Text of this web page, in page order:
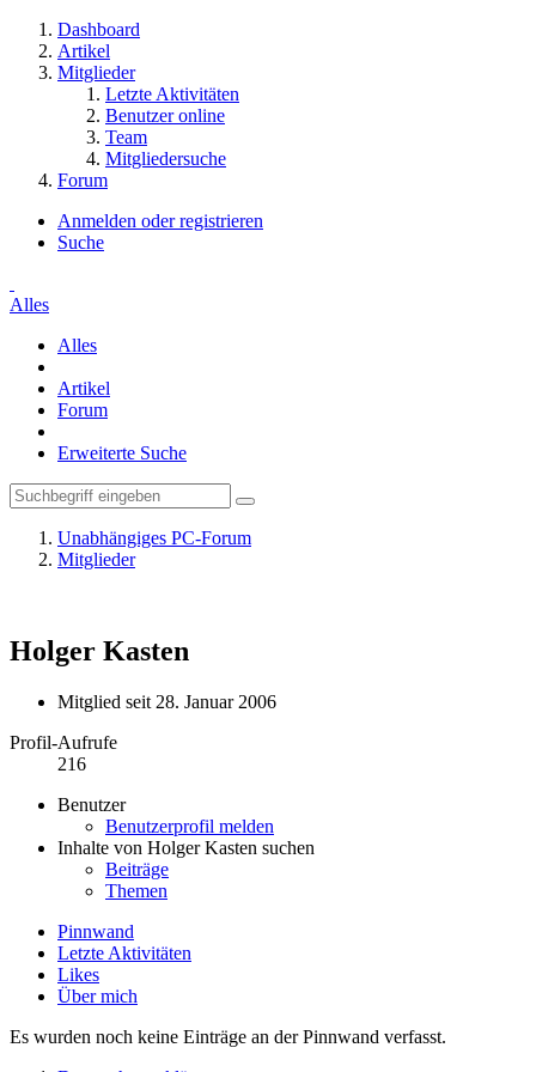
Dashboard
Artikel
Mitglieder
Letzte Aktivitäten
Benutzer online
Team
Mitgliedersuche
Forum
Anmelden oder registrieren
Suche
Alles
Alles
Artikel
Forum
Erweiterte Suche
Unabhängiges PC-Forum
Mitglieder
Holger Kasten
Mitglied seit 28. Januar 2006
Profil-Aufrufe
216
Benutzer
Benutzerprofil melden
Inhalte von Holger Kasten suchen
Beiträge
Themen
Pinnwand
Letzte Aktivitäten
Likes
Über mich
Es wurden noch keine Einträge an der Pinnwand verfasst.